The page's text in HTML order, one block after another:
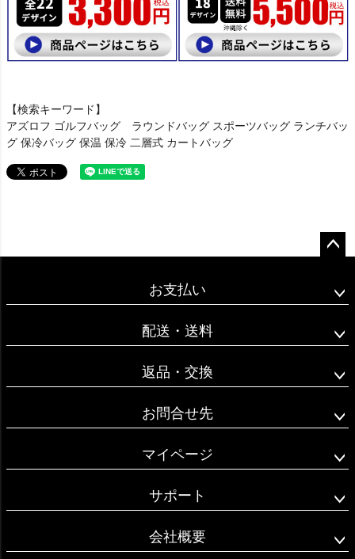
【検索キーワード】
アズロフ ゴルフバッグ ラウンドバッグ スポーツバッグ ランチバッ
グ 保冷バッグ 保温 保冷 二層式 カートバッグ
ジト
ップ
お支払い
配送・送料
返品・交換
お問合せ先
マイページ
サポート
会社概要